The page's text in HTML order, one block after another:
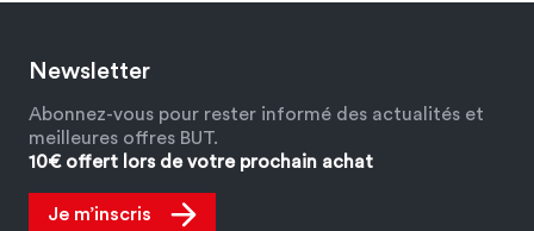
Newsletter
Abonnez-vous pour rester informé des actualités et
meilleures offres BUT.
10€ offert lors de votre prochain achat
Je m’inscris